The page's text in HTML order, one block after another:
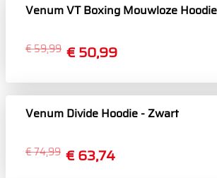
Venum VT Boxing Mouwloze
€ 50,99
€ 59,99
Venum Divide Hoodie - Zwart
€ 63,74
€ 74,99